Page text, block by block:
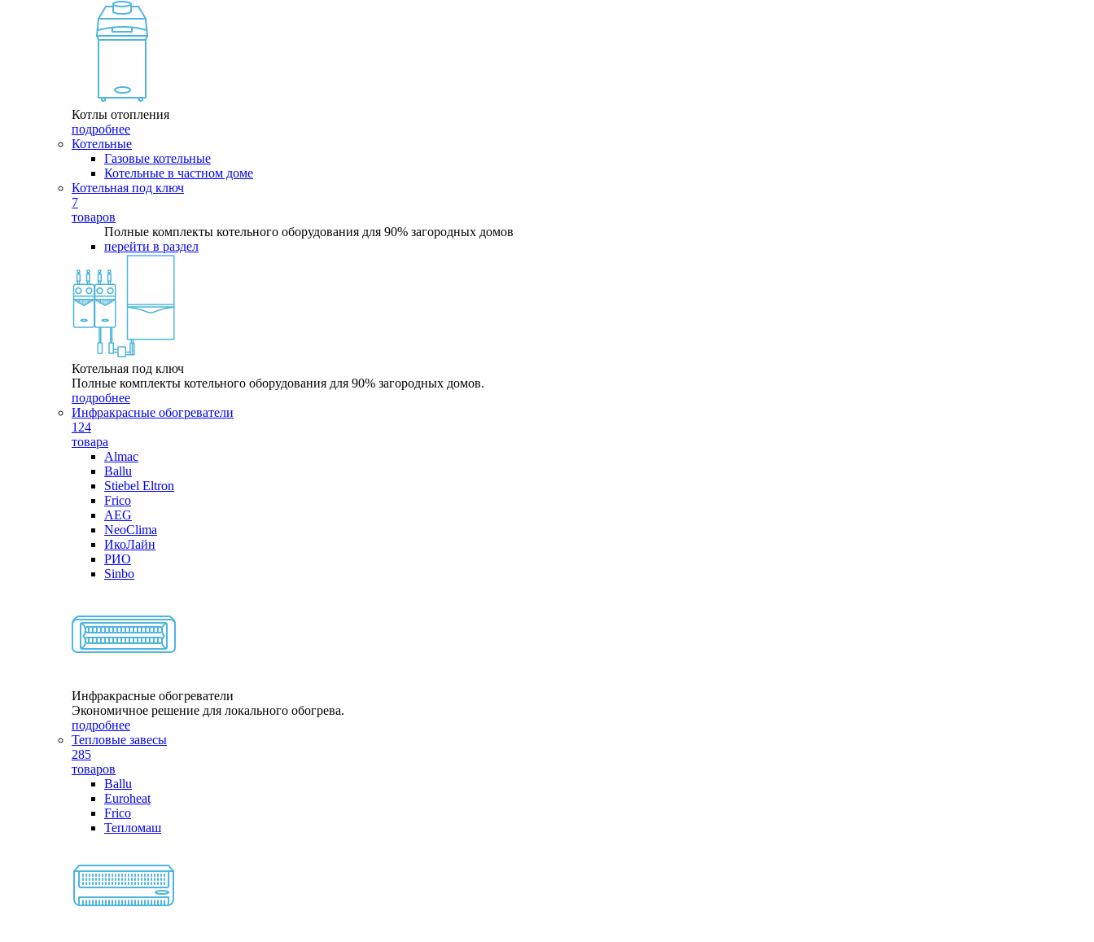
Котлы отопления
подробнее
Котельные
Газовые котельные
Котельные в частном доме
Котельная под ключ
7
товаров
Полные комплекты котельного оборудования для 90% загородных домов
перейти в раздел
Котельная под ключ
Полные комплекты котельного оборудования для 90% загородных домов.
подробнее
Инфракрасные обогреватели
124
товара
Almac
Ballu
Stiebel Eltron
Frico
AEG
NeoClima
ИкоЛайн
РИО
Sinbo
Инфракрасные обогреватели
Экономичное решение для локального обогрева.
подробнее
Тепловые завесы
285
товаров
Ballu
Euroheat
Frico
Тепломаш